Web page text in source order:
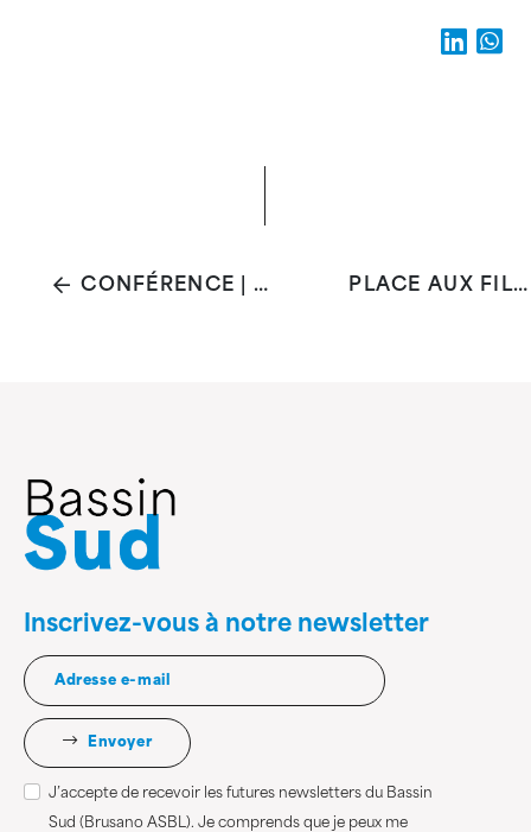
CONFÉRENCE | L'HYPERSENSIBILITÉ CHEZ L'ENFANT PLACE AUX FILLES* 2026 - PLACE MORICHAR
Inscrivez-vous à notre newsletter
Envoyer
J’accepte de recevoir les futures newsletters du Bassin
Sud (Brusano ASBL). Je comprends que je peux me